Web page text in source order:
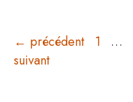
← précédent Page
1 …
suivant